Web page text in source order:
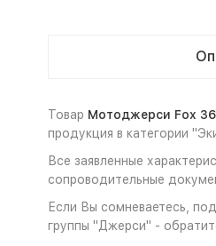
Товар Мотоджерси Fox
продукция в категории
Все заявленные
сопроводительные
Если Вы сомневаетесь,
группы "Джерси" -